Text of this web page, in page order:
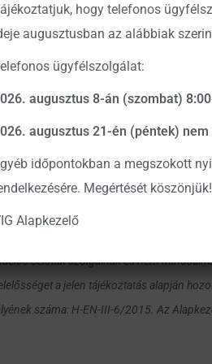
döntés meghozatalához részletes
tájékozódjon az Alap
A befektetési alap
alapján nem jelezhetőek
illeték információkat pedig csak az
célokat szolgálnak és nem
a jelen tájékoztatás alapján
száma: H-EN-III-6/2015. Az
hogy telefonos
augusztusban az alábbiak
ügyfélszolgálat:
augusztus 8-án (szombat)
augusztus 21-én (péntek)
időpontokban a megszokott
Megértését köszönjük!
Alapkezelő